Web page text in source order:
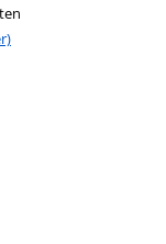
Person